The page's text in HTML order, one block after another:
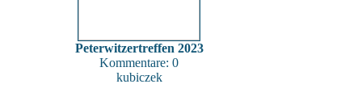
Peterwitzertreffen 2023
Kommentare: 0
kubiczek